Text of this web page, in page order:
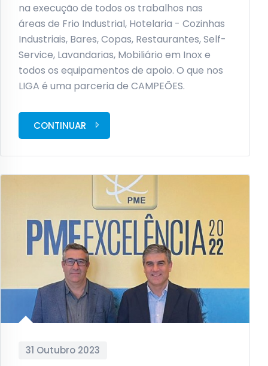
na execução de todos os trabalhos nas
áreas de Frio Industrial, Hotelaria - Cozinhas
Industriais, Bares, Copas, Restaurantes, Self-
Service, Lavandarias, Mobiliário em Inox e
todos os equipamentos de apoio. O que nos
LIGA é uma parceria de CAMPEÕES.
CONTINUAR
31 Outubro 2023